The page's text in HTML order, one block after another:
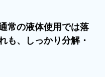
常の液体使用では落
も、しっかり分解・